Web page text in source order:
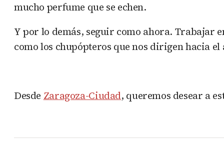
mucho perfume que se echen.
Y por lo demás, seguir como ahora. Trabajar
como los chupópteros que nos dirigen hacia el
Desde Zaragoza-Ciudad, queremos desear a